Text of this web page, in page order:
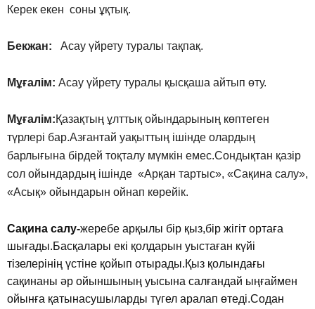
Керек екен соны ұқтық.
Бекжан: Асау үйрету туралы тақпақ.
Мұғалім: Асау үйрету туралы қысқаша айтып өту.
Мұғалім:Қазақтың ұлттық ойындарының көптеген
түрлері бар.Азғантай уақыттың ішінде олардың
барлығына бірдей тоқталу мүмкін емес.Сондықтан қазір
сол ойындардың ішінде «Арқан тартыс», «Сақина салу»,
«Асық» ойындарын ойнап көрейік.
Сақина салу-жеребе арқылы бір қыз,бір жігіт ортаға
шығады.Басқалары екі қолдарын уыстаған күйі
тізелерінің үстіне қойып отырады.Қыз қолындағы
сақинаны әр ойыншының уысына салғандай ыңғаймен
ойынға қатынасушыларды түгел аралап өтеді.Содан